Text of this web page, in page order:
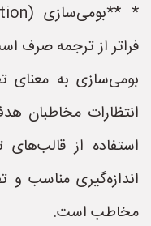
فراتر از ترجمه صرف
بومی‌سازی به معنای
انتظارات مخاطبان
استفاده از
اندازه‌گیری مناسب و
مخاطب است.